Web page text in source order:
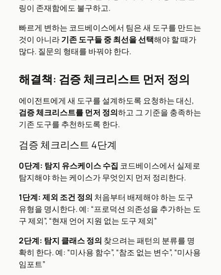
링이 존재함에도 불구하고.
빠르게 변하는 코드베이스에서 팀은 새 도구를 만드는
것이 아니라기존 도구들 중 최선을 선택해야 할 때가
많다. 질문의 형태를 바꿔야 한다.
해결책: 검증 체크리스트 먼저 정의
에이전트에게 새 도구를 설계하도록 요청하는 대신,
검증 체크리스트를 먼저 정의하고 그 기준을 충족하는
기존 도구를 추천하도록 한다.
검증 체크리스트 4단계
0단계: 탐지 유스케이스 수집 코드베이스에서 실제로
탐지해야 하는 케이스가 무엇인지 먼저 정리한다.
1단계: 제외 조건 정의 처음부터 배제해야 하는 도구
유형을 명시한다. 예: “프로덕션 의존성을 추가하는 도
구 제외”, “현재 언어 지원 없는 도구 제외”
2단계: 탐지 클래스 정의 찾으려는 패턴의 분류를 명
확히 한다. 예: “미사용 함수”, “참조 없는 변수”, “미사용
임포트”